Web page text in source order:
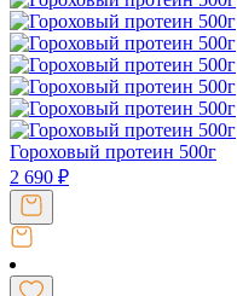
Гороховый протеин 500г
2 690 ₽